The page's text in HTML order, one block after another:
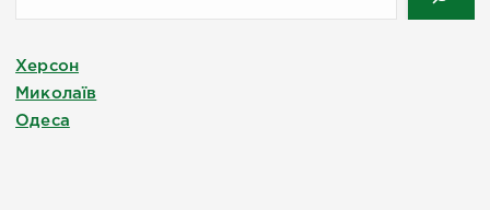
Херсон
Миколаїв
Одеса